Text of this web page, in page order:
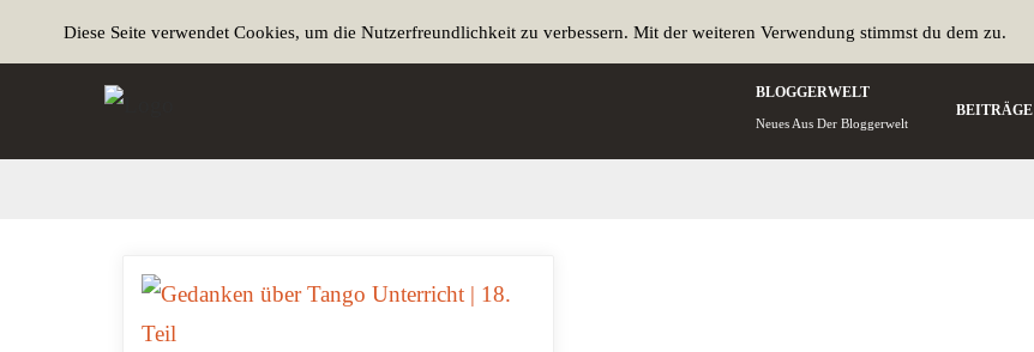
BLOGGERWELT
Neues Aus Der Bloggerwelt
BEITRÄGE
Diese Seite verwendet Cookies, um die Nutzerfreundlichkeit zu verbessern. Mit der weiteren Verwendung stimmst du dem zu.